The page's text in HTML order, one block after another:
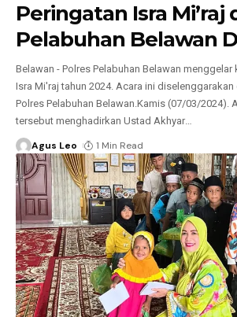
Peringatan Isra Mi’raj
Pelabuhan Belawan
Belawan - Polres Pelabuhan Belawan
Isra Mi'raj tahun 2024. Acara ini
Polres Pelabuhan Belawan.Kamis (07/03/2024).
tersebut menghadirkan Ustad Akhyar…
Agus Leo 1 Min Read